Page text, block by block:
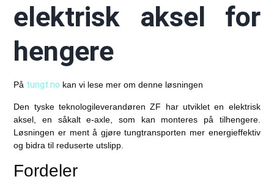
elektrisk aksel for
hengere
På tungt.no kan vi lese mer om denne løsningen
Den tyske teknologileverandørenZF har utviklet en elektrisk
aksel, en såkalte-axle , som kan monteres på tilhengere.
Løsningen er ment å gjøre tungtransporten mer energieffektiv
og bidra til reduserte utslipp.
Fordeler